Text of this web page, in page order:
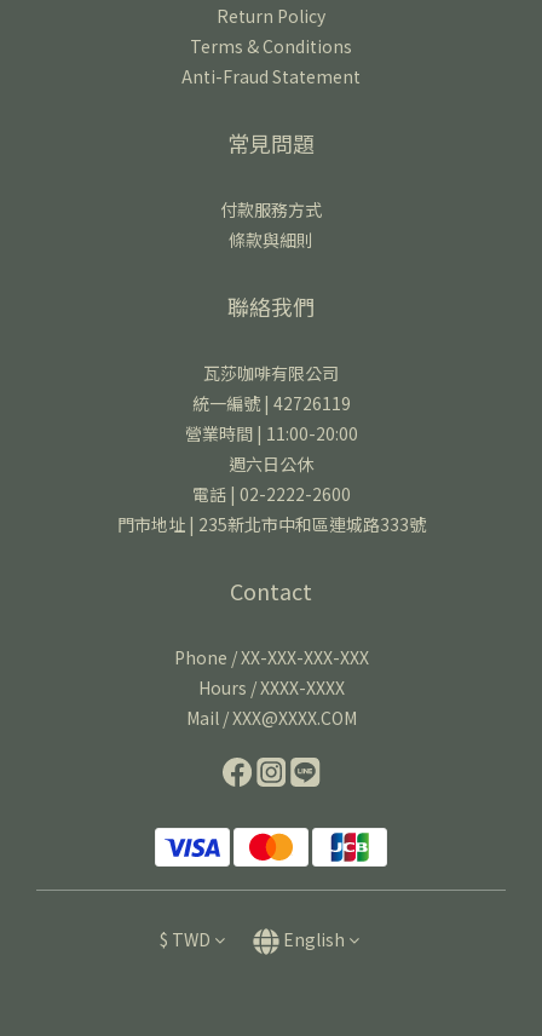
Return Policy
Terms & Conditions
Anti-Fraud Statement
常見問題
付款服務方式
條款與細則
聯絡我們
瓦莎咖啡有限公司
統一編號 | 42726119
營業時間 | 11:00-20:00
週六日公休
電話 | 02-2222-2600
門市地址 | 235新北市中和區連城路333號
Contact
Phone / XX-XXX-XXX-XXX
Hours / XXXX-XXXX
Mail / XXX@XXXX.COM
$ TWD English